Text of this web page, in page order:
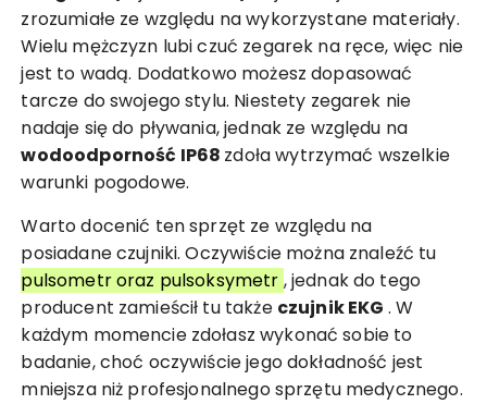
zrozumiałe ze względu na wykorzystane materiały.
Wielu mężczyzn lubi czuć zegarek na ręce, więc nie
jest to wadą. Dodatkowo możesz dopasować
tarcze do swojego stylu. Niestety zegarek nie
nadaje się do pływania, jednak ze względu na
wodoodporność IP68 zdoła wytrzymać wszelkie
warunki pogodowe.
Warto docenić ten sprzęt ze względu na
posiadane czujniki. Oczywiście można znaleźć tu
pulsometr oraz pulsoksymetr , jednak do tego
producent zamieścił tu także czujnikEKG . W
każdym momencie zdołasz wykonać sobie to
badanie, choć oczywiście jego dokładność jest
mniejsza niż profesjonalnego sprzętu medycznego.